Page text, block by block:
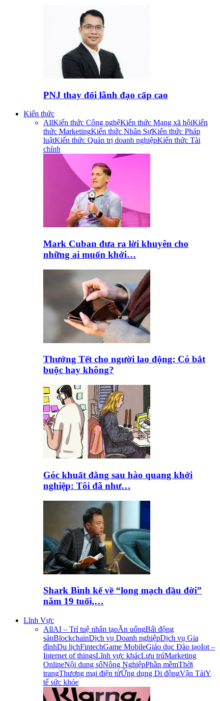
PNJ thay đổi lãnh đạo cấp cao
Kiến thức
AllKiến thức Công nghệKiến thức Mạng xã hộiKiến
thức MarketingKiến thức Nhân SựKiến thức Pháp
luậtKiến thức Quản trị doanh nghiệpKiến thức Tài
chính
Mark Cuban đưa ra lời khuyên cho
những ai muốn khởi…
Thưởng Tết cho người lao động: Có bắt
buộc hay không?
Góc khuất đằng sau hào quang khởi
nghiệp: Tôi đã như…
Shark Bình kể về “long mạch đầu đời”
năm 19 tuổi,…
Lĩnh Vực
AllAI – Trí tuệ nhân tạoĂn uốngBất động
sảnBlockchainDịch vụ Doanh nghiệpDịch vụ Gia
đìnhDu lịchFintechGame MobileGiáo dục Đào tạoIot –
Internet of thingsLĩnh vực khácLưu trúMarketing
OnlineNội dung sốNông NghiệpPhần mềmThời
trangThương mại điện tửỨng dụng Di độngVận TảiY
tế sức khỏe